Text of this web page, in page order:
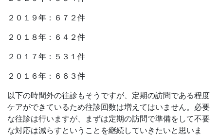
２０１９年：６７２件
２０１８年：６４２件
２０１７年：５３１件
２０１６年：６６３件
以下の時間外の往診もそうですが、定期の訪問である程度
ケアができているため往診回数は増えてはいません。必要
な往診は行いますが、まずは定期の訪問で準備をして不要
な対応は減らすということを継続していきたいと思いま